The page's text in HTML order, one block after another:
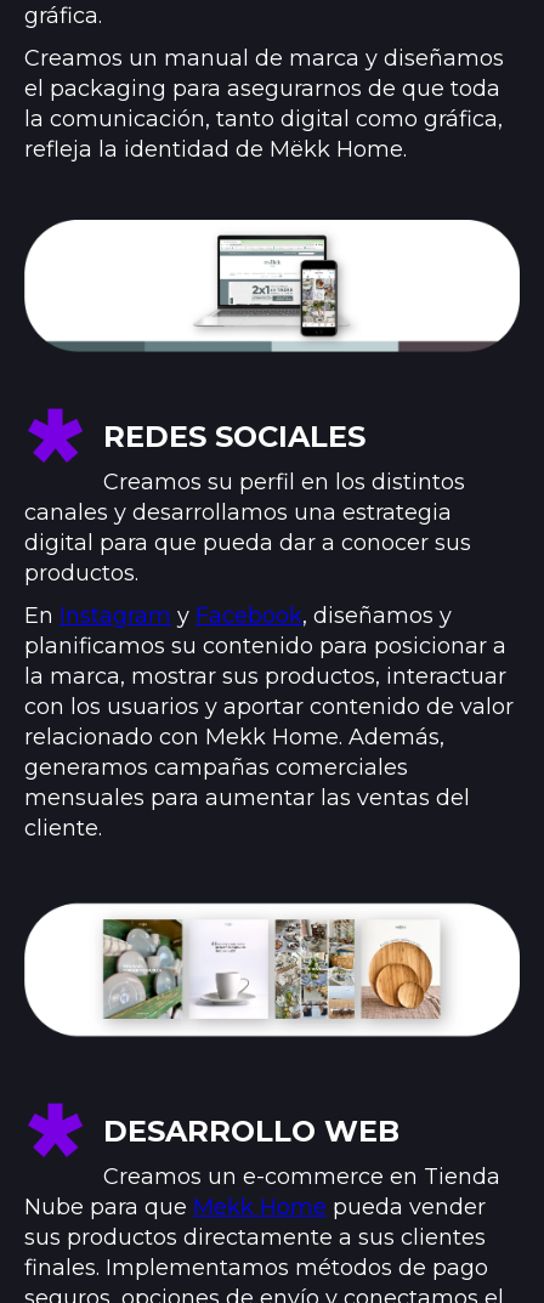
gráfica.
Creamos un manual de marca y diseñamos
el packaging para asegurarnos de que toda
la comunicación, tanto digital como gráfica,
refleja la identidad de Mëkk Home.
REDES SOCIALES
Creamos su perfil en los distintos
canales y desarrollamos una estrategia
digital para que pueda dar a conocer sus
productos.
En Instagram y Facebook, diseñamos y
planificamos su contenido para posicionar a
la marca, mostrar sus productos, interactuar
con los usuarios y aportar contenido de valor
relacionado con Mekk Home. Además,
generamos campañas comerciales
mensuales para aumentar las ventas del
cliente.
DESARROLLO WEB
Creamos un e-commerce en Tienda
Nube para que Mekk Home pueda vender
sus productos directamente a sus clientes
finales. Implementamos métodos de pago